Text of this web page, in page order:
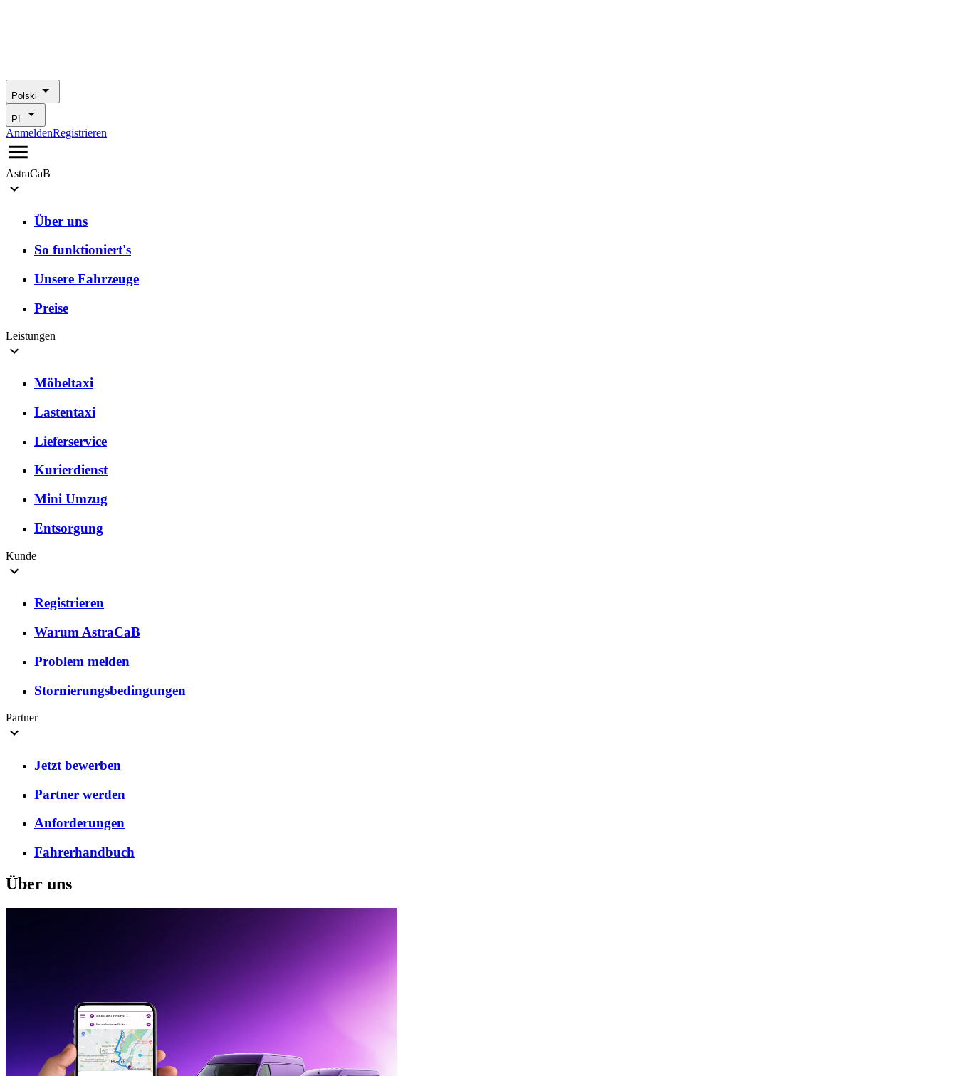
Polski
PL
AnmeldenRegistrieren
AstraCaB
Über uns
So funktioniert's
Unsere Fahrzeuge
Preise
Leistungen
Möbeltaxi
Lastentaxi
Lieferservice
Kurierdienst
Mini Umzug
Entsorgung
Kunde
Registrieren
Warum AstraCaB
Problem melden
Stornierungsbedingungen
Partner
Jetzt bewerben
Partner werden
Anforderungen
Fahrerhandbuch
Über uns